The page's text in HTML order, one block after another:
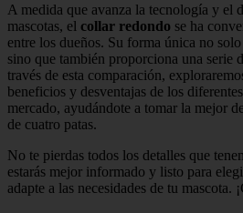
A medida que avanza la tecnología y el
mascotas, el collar redondo se ha
entre los dueños. Su forma única no
sino que también proporciona una serie
través de esta comparación,
beneficios y desventajas de los
mercado, ayudándote a tomar la mejor
de cuatro patas.
No te pierdas todos los detalles que
estarás mejor informado y listo para
adapte a las necesidades de tu mascota.